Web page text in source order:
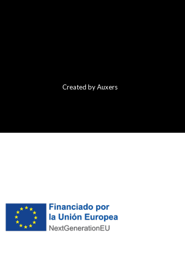
Created by Auxers